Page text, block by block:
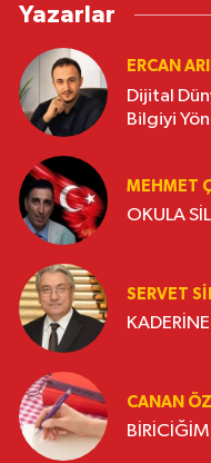
Yazarlar
ERCAN
Dijital
Bilgiyi
MEHMET
OKULA
SERVET
CANAN